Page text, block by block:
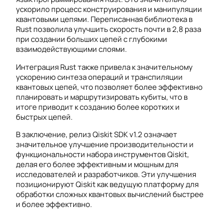
ускорило процесс конструирования и манипуляции
квантовыми цепями. Переписанная библиотека в
Rust позволила улучшить скорость почти в 2,8 раза
при создании больших цепей с глубокими
взаимодействующими слоями.
Интеграция Rust также привела к значительному
ускорению синтеза операций и транспиляции
квантовых цепей, что позволяет более эффективно
планировать и маршрутизировать кубиты, что в
итоге приводит к созданию более коротких и
быстрых цепей.
В заключение, релиз Qiskit SDK v1.2 означает
значительное улучшение производительности и
функциональности набора инструментов Qiskit,
делая его более эффективным и мощным для
исследователей и разработчиков. Эти улучшения
позиционируют Qiskit как ведущую платформу для
обработки сложных квантовых вычислений быстрее
и более эффективно.